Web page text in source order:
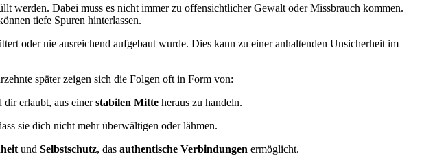
werden. Dabei muss es nicht immer zu offensichtlicher Gewalt oder Missbrauch kommen.
tiefe Spuren hinterlassen.
oder nie ausreichend aufgebaut wurde. Dies kann zu einer anhaltenden Unsicherheit im
später zeigen sich die Folgen oft in Form von:
dir erlaubt, aus einerstabilen Mitte heraus zu handeln.
sie dich nicht mehr überwältigen oder lähmen.
und Selbstschutz, das authentische Verbindungen ermöglicht.